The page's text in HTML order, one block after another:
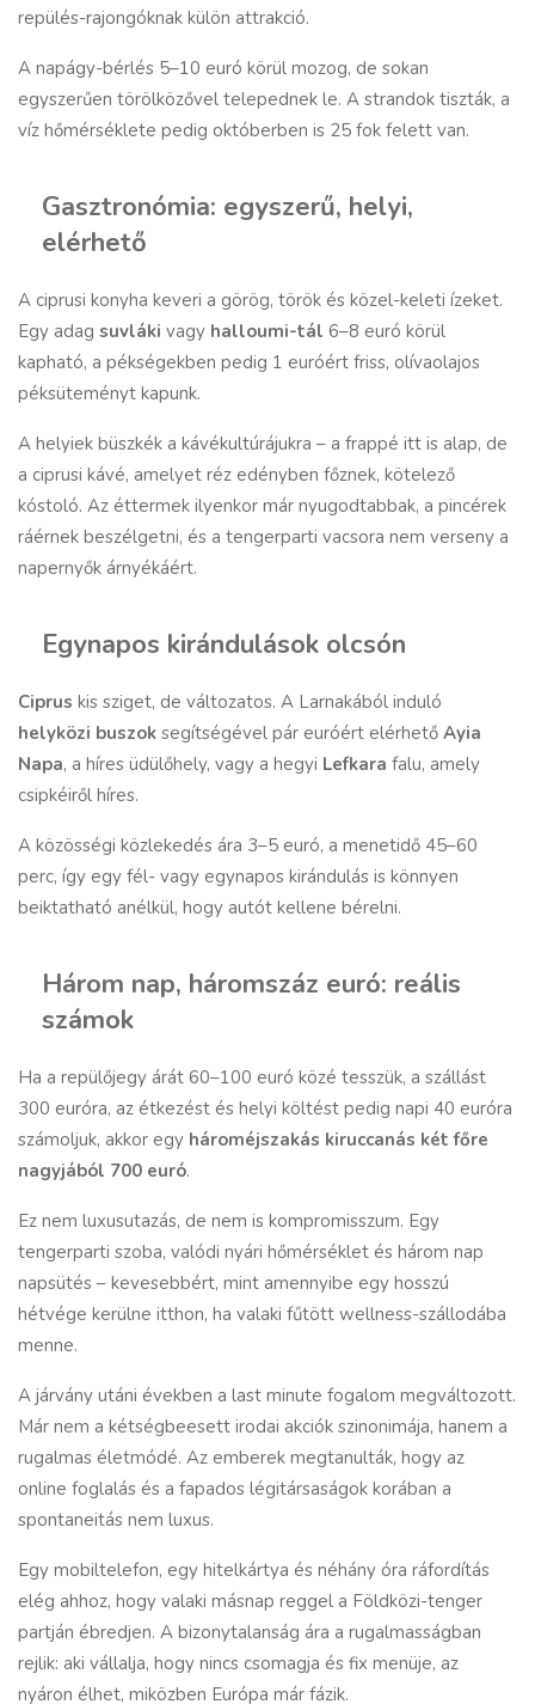
repülés-rajongóknak külön attrakció.
A napágy-bérlés 5–10 euró körül mozog, de sokan
egyszerűen törölközővel telepednek le. A strandok tiszták, a
víz hőmérséklete pedig októberben is 25 fok felett van.
Gasztronómia: egyszerű, helyi,
elérhető
A ciprusi konyha keveri a görög, török és közel-keleti ízeket.
Egy adag suvláki vagy halloumi-tál 6–8 euró körül
kapható, a pékségekben pedig 1 euróért friss, olívaolajos
péksüteményt kapunk.
A helyiek büszkék a kávékultúrájukra – a frappé itt is alap, de
a ciprusi kávé, amelyet réz edényben főznek, kötelező
kóstoló. Az éttermek ilyenkor már nyugodtabbak, a pincérek
ráérnek beszélgetni, és a tengerparti vacsora nem verseny a
napernyők árnyékáért.
Egynapos kirándulások olcsón
Ciprus kis sziget, de változatos. A Larnakából induló
helyközi buszok segítségével pár euróért elérhető Ayia
Napa, a híres üdülőhely, vagy a hegyi Lefkara falu, amely
csipkéiről híres.
A közösségi közlekedés ára 3–5 euró, a menetidő 45–60
perc, így egy fél- vagy egynapos kirándulás is könnyen
beiktatható anélkül, hogy autót kellene bérelni.
Három nap, háromszáz euró: reális
számok
Ha a repülőjegy árát 60–100 euró közé tesszük, a szállást
300 euróra, az étkezést és helyi költést pedig napi 40 euróra
számoljuk, akkor egy hároméjszakás kiruccanás két főre
nagyjából 700 euró.
Ez nem luxusutazás, de nem is kompromisszum. Egy
tengerparti szoba, valódi nyári hőmérséklet és három nap
napsütés – kevesebbért, mint amennyibe egy hosszú
hétvége kerülne itthon, ha valaki fűtött wellness-szállodába
menne.
A járvány utáni években a last minute fogalom megváltozott.
Már nem a kétségbeesett irodai akciók szinonimája, hanem a
rugalmas életmódé. Az emberek megtanulták, hogy az
online foglalás és a fapados légitársaságok korában a
spontaneitás nem luxus.
Egy mobiltelefon, egy hitelkártya és néhány óra ráfordítás
elég ahhoz, hogy valaki másnap reggel a Földközi-tenger
partján ébredjen. A bizonytalanság ára a rugalmasságban
rejlik: aki vállalja, hogy nincs csomagja és fix menüje, az
nyáron élhet, miközben Európa már fázik.